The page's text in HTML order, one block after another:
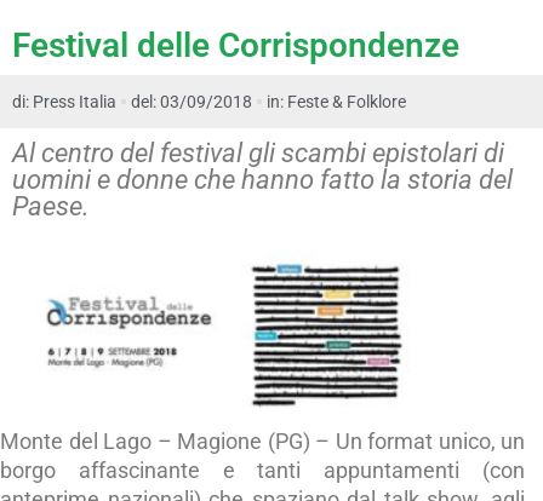
Festival delle Corrispondenze
di: Press Italia del: 03/09/2018 in: Feste & Folklore
Al centro del festival gli scambi epistolari di
uomini e donne che hanno fatto la storia del
Paese.
Monte del Lago – Magione (PG) – Un format unico, un
borgo affascinante e tanti appuntamenti (con